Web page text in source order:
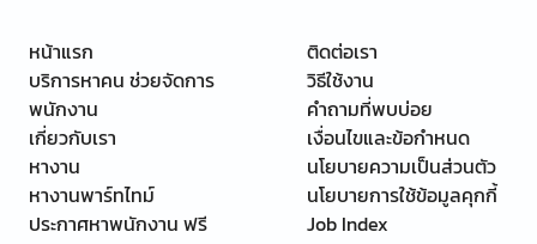
หน้าแรก
บริการหาคน ช่วยจัดการ
พนักงาน
เกี่ยวกับเรา
หางาน
หางานพาร์ทไทม์
ประกาศหาพนักงาน ฟรี
ติดต่อเรา
วิธีใช้งาน
คำถามที่พบบ่อย
เงื่อนไขและข้อกำหนด
นโยบายความเป็นส่วนตัว
นโยบายการใช้ข้อมูลคุกกี้
Job Index